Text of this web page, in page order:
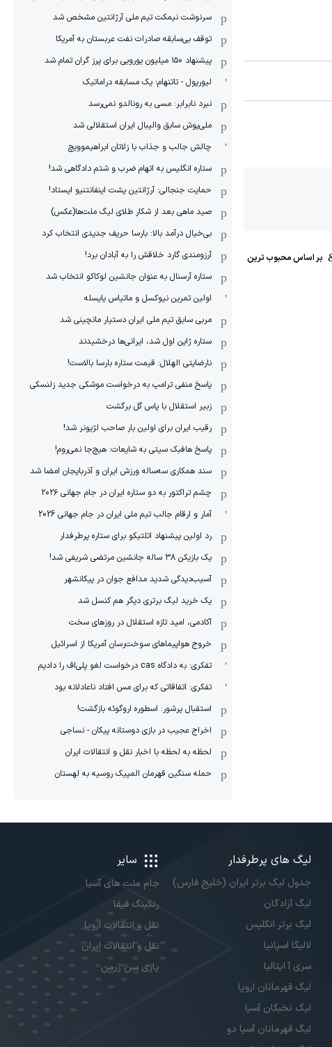
سرنوشت نیمکت تیم ملی آرژانتین مشخص شد
توقف بی‌سابقه صادرات نفت عربستان به آمریکا
پیشنهاد ۱۵۰ میلیون یورویی برای پرز گران تمام شد
لیورپول - تاتنهام؛ یک مسابقه دراماتیک
نبرد نابرابر: مسی به رونالدو نمی‌رسد
ملی‌پوش سابق والیبال ایران استقلالی شد
چالش جالب و جذاب با زلاتان ابراهیموویچ
ستاره انگلیس به اتهام ضرب و شتم دادگاهی شد!
حمایت جنجالی: آرژانتین پشت اینفانتنیو ایستاد!
صید ماهی بعد از شکار طلای لیگ ملت‌ها(عکس)
بی‌خیال درآمد بالا: بارسا حریف جدیدی انتخاب کرد
آرزومندی گارد خلاقش را به آبادان برد!
ستاره آرسنال به عنوان جانشین لوکاکو انتخاب شد
اولین تمرین نیوکسل و ماتیاس یایسله
مربی سابق تیم ملی ایران دستیار مانچینی شد
ستاره ژاپن اول شد، ایرانی‌ها درخشیدند
نارضایتی الهلال: قیمت ستاره بارسا بالاست!
پاسخ منفی ترامپ به درخواست موشکی جدید زلنسکی
زبیر استقلال با پاس گل برگشت
رقیب ایران برای اولین بار صاحب لژیونر شد!
پاسخ هافبک سیتی به شایعات: هیچ‌جا نمی‌روم!
سند همکاری سه‌ساله‌ ‌ورزش ایران و آذربایجان امضا شد
چشم تراکتور به دو ستاره ایران در جام جهانی ۲۰۲۶
آمار و ارقام جالب تیم ملی ایران در جام جهانی 2026
رد اولین پیشنهاد اتلتیکو برای ستاره پرطرفدار
یک بازیکن ۳۸ ساله جانشین مرتضی شریفی شد!
آسیب‌دیدگی شدید مدافع جوان در پیکانشهر
یک خرید لیگ برتری دیگر هم کنسل شد
آکادمی، امید تازه استقلال در روزهای سخت
خروج هواپیماهای سوخت‌رسان آمریکا از اسرائیل
تفکری: به دادگاه cas درخواست لغو پلی‌اف را دادیم
تفکری: اتفاقاتی که برای مس افتاد ناعادلانه بود
استقبال پرشور: اسطوره اروگوئه بازگشت!
اخراج عجیب در بازی دوستانه پیکان - نساجی
لحظه به لحظه با اخبار نقل و انتقالات ایران
حمله سنگین قهرمان المپیک روسیه به لهستان
لیگ های پرطرفدار
جدول لیگ برتر ایران (خلیج فارس)
لیگ آزادگان
لیگ برتر انگلیس
لالیگا اسپانیا
سری آ ایتالیا
لیگ قهرمانان اروپا
لیگ نخبگان آسیا
لیگ قهرمانان آسیا دو
سایر
جام ملت های آسیا
رنکینگ فیفا
نقل و انتقالات اروپا
نقل و انتقالات ایران
پاری سن ژرمن